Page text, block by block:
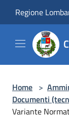
Regione
Home >
Documenti
Variante